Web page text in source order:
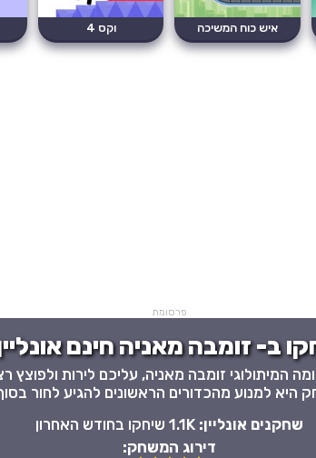
איש כוח המשיכה וקס 4
פרסומת
ב- זומבה מאניה חינם
למנוע מהכדורים הראשונים להגיע לחור
שחקנים אונליין: 1.1K שיחקו בחודש האחרון
דירוג המשחק: